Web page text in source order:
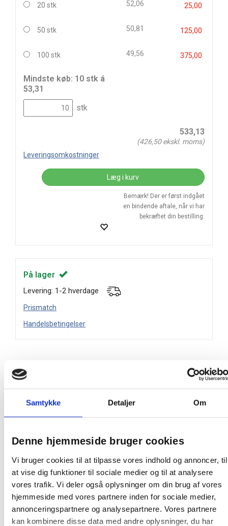
Samtykke Detaljer Om
Denne hjemmeside bruger cookies
Vi bruger cookies til at tilpasse vores indhold og annoncer, til
at vise dig funktioner til sociale medier og til at analysere
vores trafik. Vi deler også oplysninger om din brug af vores
hjemmeside med vores partnere inden for sociale medier,
annonceringspartnere og analysepartnere. Vores partnere
kan kombinere disse data med andre oplysninger, du har
20 stk 52,06 25,00
50 stk 50,81 125,00
100 stk 49,56 375,00
Mindste køb: 10 stk á
53,31
stk
533,13
(426,50ekskl. moms)
Leveringsomkostninger
Læg i kurv
Bemærk! Der er først indgået
en bindende aftale, når vi har
bekræftet din bestilling.
På lager
Levering: 1-2 hverdage
Prismatch
Handelsbetingelser
kontorbrug. Levende farver med attraktivt VIVIDA design.
Unik No.1 mekanisme sikrer overlegen brugeroplevelse.
Patenteret No.1 mekanisme med uovertruffen
lukkekraft med konstant præcis lukning, garanteret
Perfekt lukning af buer på mekanismen - selv når
mappen er helt fyldt
Den udskiftelige rygetiket gør let din brevordner
personlig
Forside lukning, fingerhul og metalkanter giver let
håndtering og sikker opbevaring af dokumenter
350 A4 ark kapacitet (80 g)
3 års garanti på mekanismen